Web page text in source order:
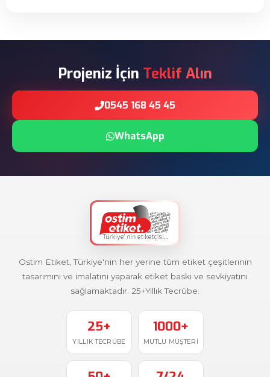
Projeniz İçin Teklif Alın
0545 168 45 45
WhatsApp
Ostim Etiket, Türkiye'nin her yerine tüm etiket çeşitlerinin
tasarımını ve imalatını yaparak etiket baskı ve sevkiyatını
sağlamaktadır. 25+Yıllık Tecrübe.
25+
YILLIK TECRÜBE
1000+
MUTLU MÜŞTERI